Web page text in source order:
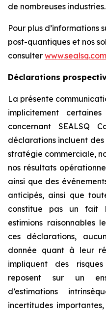
de nombreuses industries.
Pour plus d’informations
post-quantiques et nos
consulter www.sealsq.com
Déclarations
La présente
implicitement
concernant SEALSQ
déclarations incluent
stratégie commerciale,
nos résultats
ainsi que des
anticipés, ainsi que
constitue pas un fait
estimions raisonnables
ces déclarations,
donnée quant à leur
impliquent des
reposent sur un
d’estimations
incertitudes